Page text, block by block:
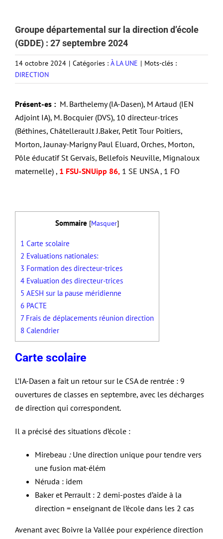
Groupe départemental sur la direction d’école
(GDDE) : 27 septembre 2024
14 octobre 2024 | Catégories : À LA UNE | Mots-clés :
DIRECTION
Présent-es : M. Barthelemy (IA-Dasen), M Artaud (IEN
Adjoint IA), M. Bocquier (DVS), 10 directeur-trices
(Béthines, Châtellerault J.Baker, Petit Tour Poitiers,
Morton, Jaunay-Marigny Paul Eluard, Orches, Morton,
Pôle éducatif St Gervais, Bellefois Neuville, Mignaloux
maternelle) , 1 FSU-SNUipp 86, 1 SE UNSA , 1 FO
Sommaire [Masquer]
1 Carte scolaire
2 Evaluations nationales:
3 Formation des directeur-trices
4 Evaluation des directeur-trices
5 AESH sur la pause méridienne
6 PACTE
7 Frais de déplacements réunion direction
8 Calendrier
Carte scolaire
L’IA-Dasen a fait un retour sur le CSA de rentrée : 9
ouvertures de classes en septembre, avec les décharges
de direction qui correspondent.
Il a précisé des situations d’école :
Mirebeau :Une direction unique pour tendre vers
une fusion mat-élém
Néruda : idem
Baker et Perrault : 2 demi-postes d’aide à la
direction = enseignant de l’école dans les 2 cas
Avenant avec Boivre la Vallée pour expérience direction